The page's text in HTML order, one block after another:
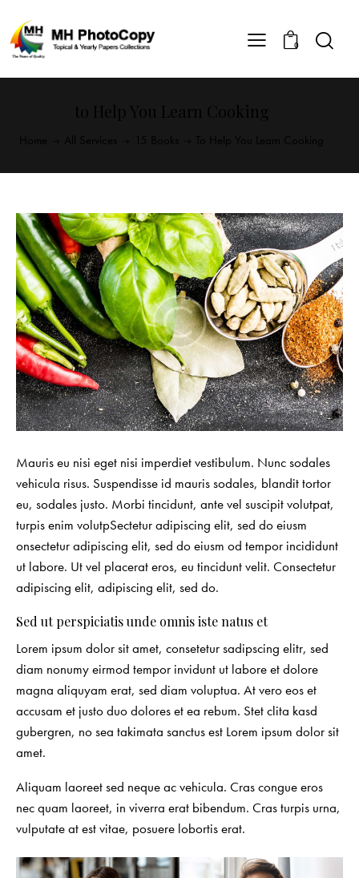
0
Mauris eu nisi eget nisi imperdiet vestibulum. Nunc sodales
vehicula risus. Suspendisse id mauris sodales, blandit tortor
eu, sodales justo. Morbi tincidunt, ante vel suscipit volutpat,
turpis enim volutpSectetur adipiscing elit, sed do eiusm
onsectetur adipiscing elit, sed do eiusm od tempor incididunt
ut labore. Ut vel placerat eros, eu tincidunt velit. Consectetur
adipiscing elit, adipiscing elit, sed do.
Sed ut perspiciatis unde omnis iste natus et
Lorem ipsum dolor sit amet, consetetur sadipscing elitr, sed
diam nonumy eirmod tempor invidunt ut labore et dolore
magna aliquyam erat, sed diam voluptua. At vero eos et
accusam et justo duo dolores et ea rebum. Stet clita kasd
gubergren, no sea takimata sanctus est Lorem ipsum dolor sit
amet.
Aliquam laoreet sed neque ac vehicula. Cras congue eros
nec quam laoreet, in viverra erat bibendum. Cras turpis urna,
vulputate at est vitae, posuere lobortis erat.